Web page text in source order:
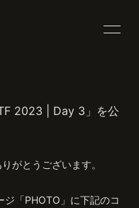
2023 | Day 3」を公
がとうございます。
ジ「PHOTO」に下記のコ